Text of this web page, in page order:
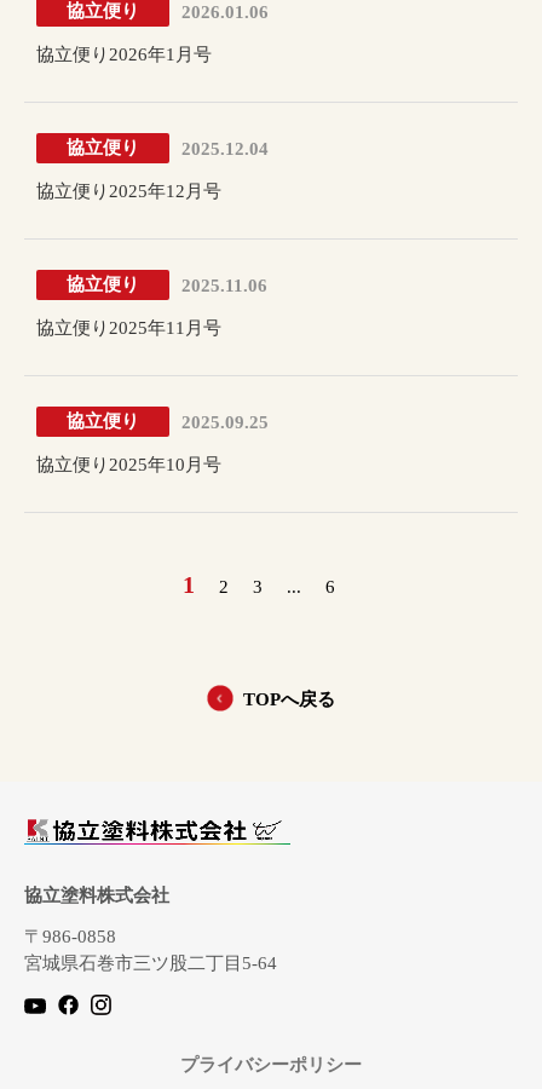
協立便り 2026.01.06
協立便り2026年1月号
協立便り 2025.12.04
協立便り2025年12月号
協立便り 2025.11.06
協立便り2025年11月号
協立便り 2025.09.25
協立便り2025年10月号
1 2 3 ... 6
TOPへ戻る
協立塗料株式会社
〒986-0858
宮城県石巻市三ツ股二丁目5-64
プライバシーポリシー